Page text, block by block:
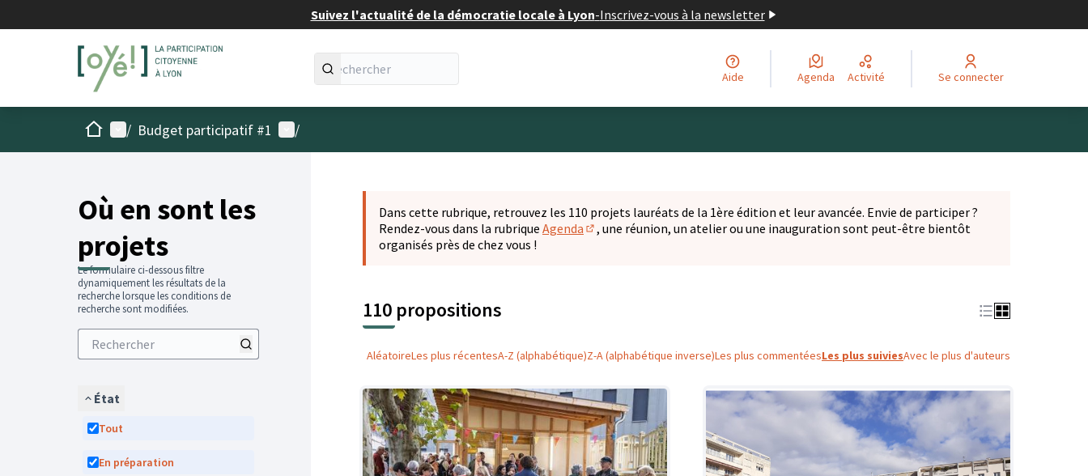
Suivez l'actualité de la démocratie locale à Lyon-Inscrivez-vous à la newsletter
Aide Agenda Activité Se connecter
AccueilMenu principal
/ Budget participatif #1 Menu utilisateur
/
Où en sont les
projets
Le formulaire ci-dessous filtre
dynamiquement les résultats de la
recherche lorsque les conditions de
recherche sont modifiées.
État
Tout
En préparation
Dans cette rubrique, retrouvez les 110 projets lauréats de la 1ère édition et leur avancée. Envie de participer ?
Rendez-vous dans la rubrique Agenda
(S'ouvre dans un nouvel onglet)
, une réunion, un atelier ou une inauguration sont peut-être bientôt
organisés près de chez vous !
110 propositions
AléatoireLes plus récentesA-Z (alphabétique)Z-A (alphabétique inverse)Les plus commentéesLes plus suiviesAvec le plus d'auteurs